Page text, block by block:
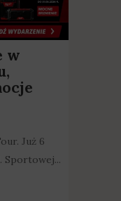
w
Już 6
Sportowej...